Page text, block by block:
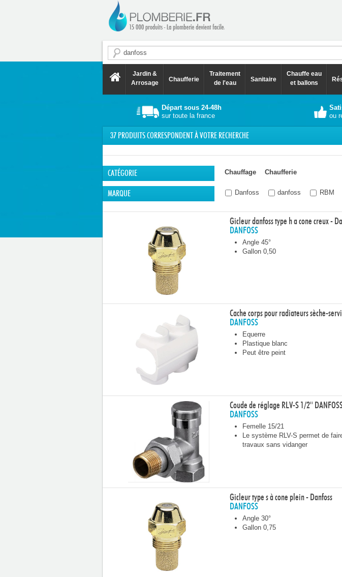
Jardin &
Arrosage
Chaufferie
Traitement
de l'eau
Sanitaire
Chauffe eau
et ballons
Départ sous 24-48h
sur toute la france
ou
37 PRODUITS CORRESPONDENT À VOTRE RECHERCHE
CATÉGORIE Chauffage Chaufferie
MARQUE Danfoss danfoss RBM
Gicleur danfoss type h a cone creux -
DANFOSS
Angle 45°
Gallon 0,50
Cache corps pour radiateurs sèche-
DANFOSS
Equerre
Plastique blanc
Peut être peint
Coude de réglage RLV-S 1/2''
DANFOSS
Femelle 15/21
Le système RLV-S permet de
travaux sans vidanger
Gicleur type s à cone plein - Danfoss
DANFOSS
Angle 30°
Gallon 0,75